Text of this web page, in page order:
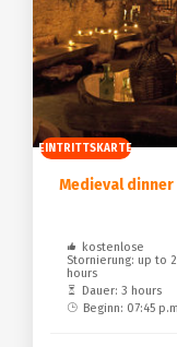
EINTRITTSKARTE
Medieval dinner
kostenlose
Stornierung: up to
hours
Dauer: 3 hours
Beginn: 07:45